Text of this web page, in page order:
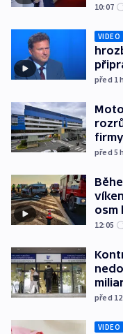
10:07
VIDEO
před 1h
firmy
před 5h
osm
12:05
před 12
VIDEO